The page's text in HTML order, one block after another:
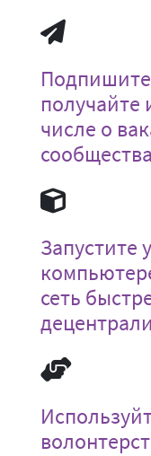
числе о
Запустите
сеть